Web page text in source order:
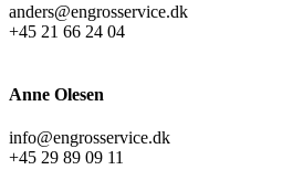
anders@engrosservice.dk
+45 21 66 24 04
Anne Olesen
info@engrosservice.dk
+45 29 89 09 11